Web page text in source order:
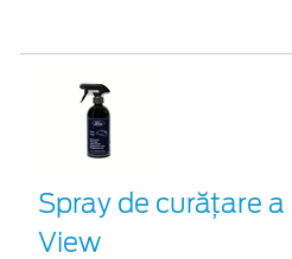
Spray de curățare a
View